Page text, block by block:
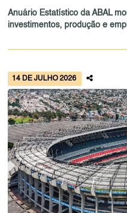
Anuário Estatístico da ABAL
investimentos, produção e
14 DE JULHO 2026